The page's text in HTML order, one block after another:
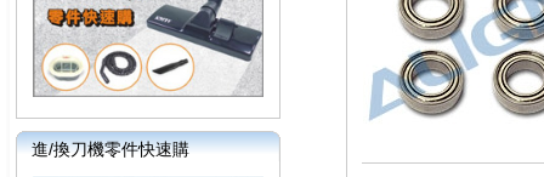
進/換刀機零件快速購